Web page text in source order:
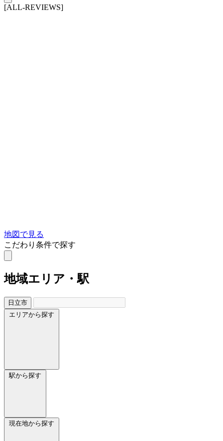
[ALL-REVIEWS]
地図で見る
こだわり条件で探す
地域エリア・駅
日立市
エリアから探す
駅から探す
現在地から探す